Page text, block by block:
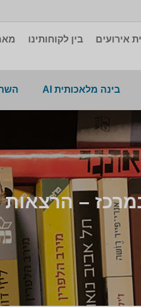
אירועים בין לקוחותינו
בינה מלאכותית AI
–